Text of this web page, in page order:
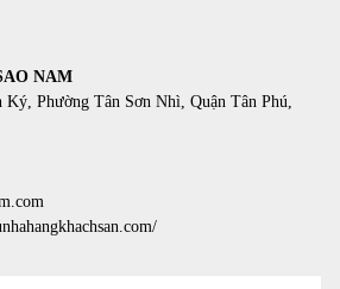
NAM
Phường Tân Sơn Nhì, Quận Tân Phú,